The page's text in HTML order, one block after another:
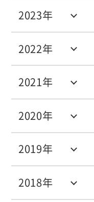
2018年
2019年
2020年
2021年
2022年
2023年